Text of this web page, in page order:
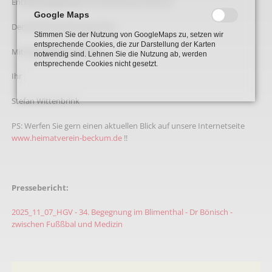
Der Eintritt ist wie immer frei.
Mit freundlichen Grüßen,
Ihr
Stefan Wittenbrink
PS: Werfen Sie gern einen aktuellen Blick auf unsere Internetseite
www.heimatverein-beckum.de!!
Pressebericht:
2025_11_07_HGV - 34. Begegnung im Blimenthal - Dr Bönisch -
zwischen Fußßbal und Medizin
Google Maps
Stimmen Sie der Nutzung von GoogleMaps zu, setzen wir
entsprechende Cookies, die zur Darstellung der Karten
notwendig sind. Lehnen Sie die Nutzung ab, werden
entsprechende Cookies nicht gesetzt.